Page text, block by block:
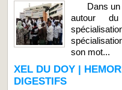
Dans un
autour
son mot...
XEL DU DOY |
DIGESTIFS